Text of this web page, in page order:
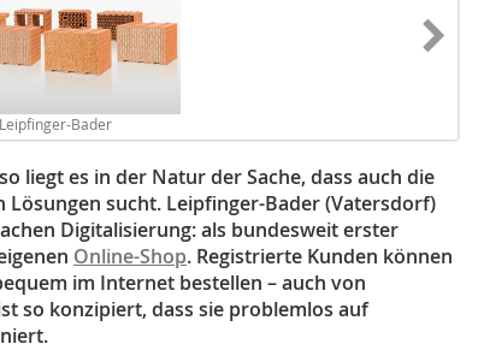
Leipfinger-Bader
liegt es in der Natur der Sache, dass auch die
Lösungen sucht. Leipfinger-Bader (Vatersdorf)
Digitalisierung: als bundesweit erster
Online-Shop. Registrierte Kunden können
im Internet bestellen – auch von
so konzipiert, dass sie problemlos auf